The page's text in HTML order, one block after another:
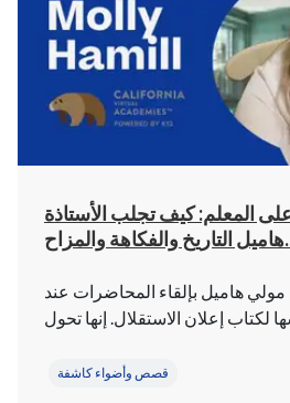
المعلم: كيف تجلب الأستاذة
مولي هاميل بإلقاء المحاضرات عند
قصص وأضواء كاشفة